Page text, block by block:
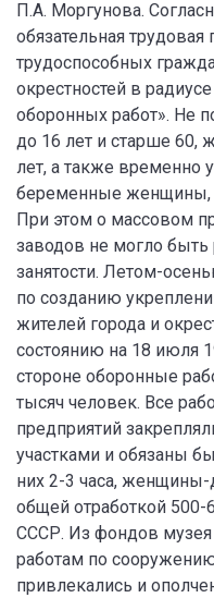
П.А. Моргунова.
обязательная трудовая
трудоспособных
окрестностей в
оборонных работ». Не
до 16 лет и старше 60,
лет, а также временно
беременные женщины,
При этом о массовом
заводов не могло
занятости. Летом-
по созданию
жителей города и
состоянию на 18 июля
стороне оборонные
тысяч человек. Все
предприятий
участками и обязаны
них 2-3 часа,
общей отработкой 500-
СССР. Из фондов
работам по
привлекались и